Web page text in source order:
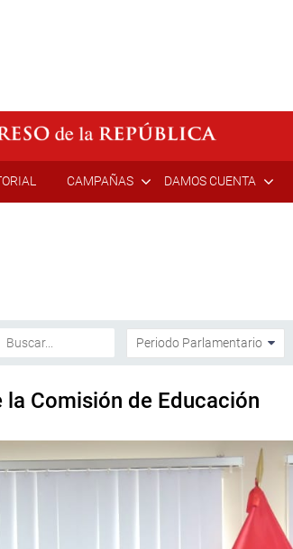
CAMPAÑAS DAMOS CUENTA
la Comisión de Educación